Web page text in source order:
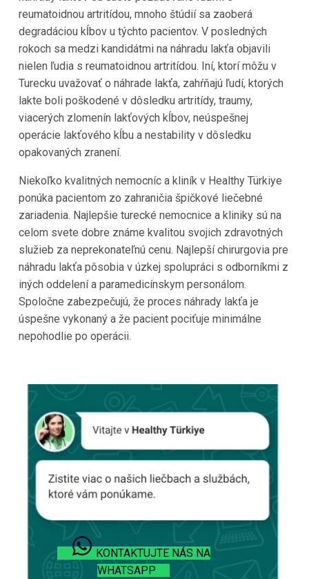
reumatoidnou artritídou, mnoho štúdií sa zaoberá
degradáciou kĺbov u týchto pacientov. V posledných
rokoch sa medzi kandidátmi na náhradu lakťa objavili
nielen ľudia s reumatoidnou artritídou. Iní, ktorí môžu v
Turecku uvažovať o náhrade lakťa, zahŕňajú ľudí, ktorých
lakte boli poškodené v dôsledku artritídy, traumy,
viacerých zlomenín lakťových kĺbov, neúspešnej
operácie lakťového kĺbu a nestability v dôsledku
opakovaných zranení.
Niekoľko kvalitných nemocníc a kliník v Healthy Türkiye
ponúka pacientom zo zahraničia špičkové liečebné
zariadenia. Najlepšie turecké nemocnice a kliniky sú na
celom svete dobre známe kvalitou svojich zdravotných
služieb za neprekonateľnú cenu. Najlepší chirurgovia pre
náhradu lakťa pôsobia v úzkej spolupráci s odborníkmi z
iných oddelení a paramedicínskym personálom.
Spoločne zabezpečujú, že proces náhrady lakťa je
úspešne vykonaný a že pacient pociťuje minimálne
nepohodlie po operácii.
KONTAKTUJTE NÁS NA
WHATSAPP